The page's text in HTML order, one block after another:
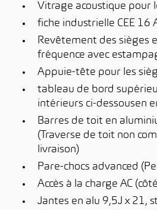
Vitrage acoustique pour
fiche industrielle CEE
Revêtement des sièges
fréquence avec
Appuie-tête pour les
tableau de bord
intérieurs ci-dessousen
Barres de toit en
(Traverse de toit non
livraison)
Pare-chocs advanced
Accès à la charge AC
Jantes en alu 9,5J x 21,